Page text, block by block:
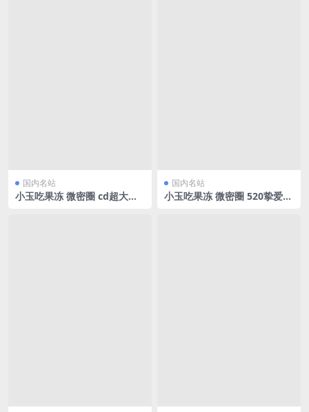
国内名站
小玉吃果冻 微密圈 cd超大的
国内名站
小玉吃果冻 微密圈 520挚爱献